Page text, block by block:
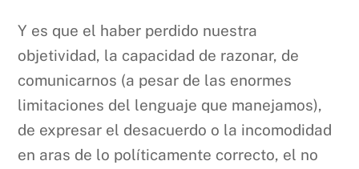
Y es que el haber perdido nuestra
objetividad, la capacidad de razonar, de
comunicarnos (a pesar de las enormes
limitaciones del lenguaje que manejamos),
de expresar el desacuerdo o la incomodidad
en aras de lo políticamente correcto, el no